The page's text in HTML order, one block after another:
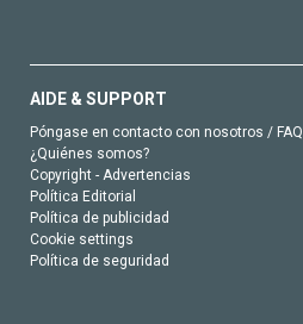
AIDE & SUPPORT
Póngase en contacto con nosotros / FAQ
¿Quiénes somos?
Copyright - Advertencias
Política Editorial
Política de publicidad
Cookie settings
Política de seguridad